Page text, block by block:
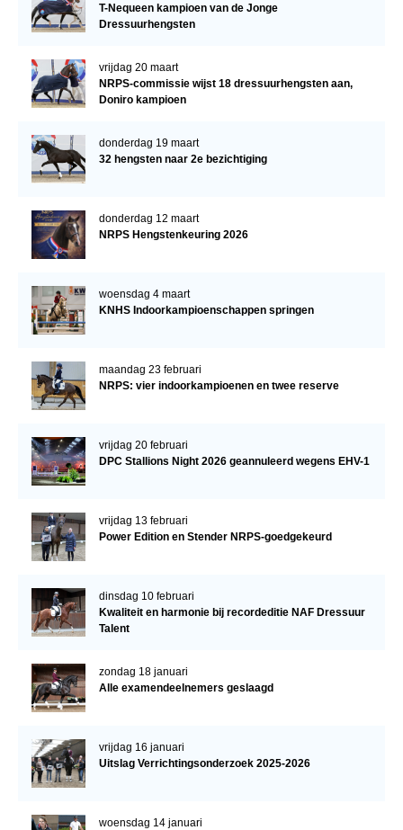
T-Nequeen kampioen van de Jonge
Dressuurhengsten
vrijdag 20 maart
NRPS-commissie wijst 18 dressuurhengsten aan,
Doniro kampioen
donderdag 19 maart
32 hengsten naar 2e bezichtiging
donderdag 12 maart
NRPS Hengstenkeuring 2026
woensdag 4 maart
KNHS Indoorkampioenschappen springen
maandag 23 februari
NRPS: vier indoorkampioenen en twee reserve
vrijdag 20 februari
DPC Stallions Night 2026 geannuleerd wegens EHV-1
vrijdag 13 februari
Power Edition en Stender NRPS-goedgekeurd
dinsdag 10 februari
Kwaliteit en harmonie bij recordeditie NAF Dressuur
Talent
zondag 18 januari
Alle examendeelnemers geslaagd
vrijdag 16 januari
Uitslag Verrichtingsonderzoek 2025-2026
woensdag 14 januari